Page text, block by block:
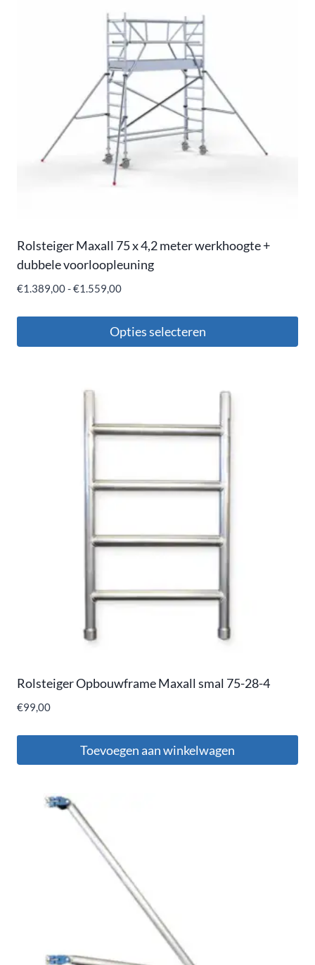
Rolsteiger Maxall 75 x 4,2 meter werkhoogte +
dubbele voorloopleuning
€1.389,00-€1.559,00
Opties selecteren
Rolsteiger Opbouwframe Maxall smal 75-28-4
€99,00
Toevoegen aan winkelwagen